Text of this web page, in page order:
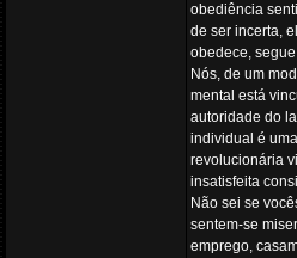
obediência
de ser incerta,
obedece,
Nós, de um
mental está
autoridade do
individual é
revolucionária
insatisfeita
Não sei se
sentem-se
emprego,